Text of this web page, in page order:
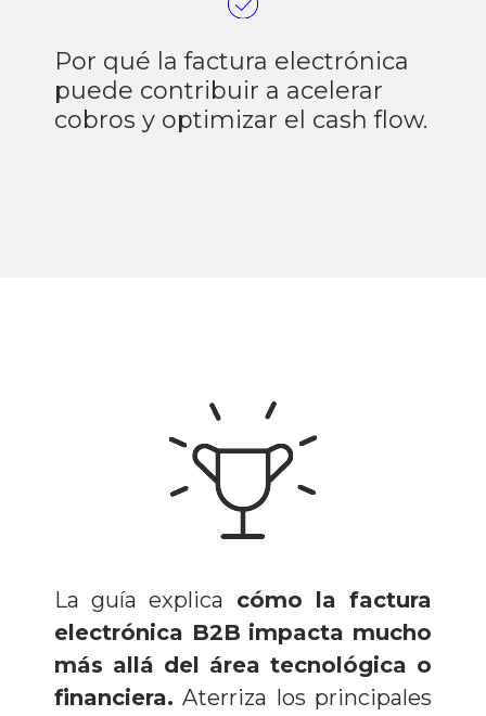
Por qué la factura electrónica
puede contribuir a acelerar
cobros y optimizar el cash flow.
La guía explica cómo la factura
electrónica B2B impacta mucho
más allá del área tecnológica o
financiera. Aterriza los principales